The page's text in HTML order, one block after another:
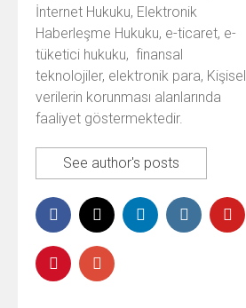
İnternet Hukuku, Elektronik
Haberleşme Hukuku, e-ticaret, e-
tüketici hukuku, finansal
teknolojiler, elektronik para, Kişisel
verilerin korunması alanlarında
faaliyet göstermektedir.
See author's posts